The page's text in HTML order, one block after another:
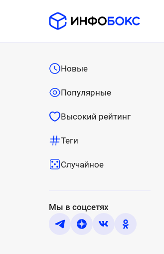
Новые
Популярные
Высокий рейтинг
Теги
Случайное
Мы в соцсетях